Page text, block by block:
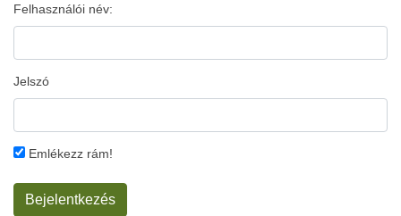
Felhasználói név:
Jelszó
Emlékezz rám!